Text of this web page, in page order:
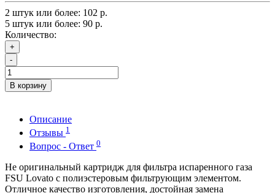
2 штук или более: 102 р.
5 штук или более: 90 р.
Количество:
+
-
В корзину
Описание
Отзывы 1
Вопрос - Ответ 0
Не оригинальный картридж для фильтра испаренного газа
FSU Lovato с полиэстеровым фильтрующим элементом.
Отличное качество изготовления, достойная замена